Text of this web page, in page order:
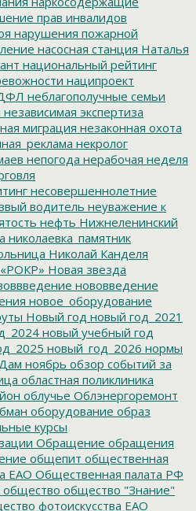
прав инвалидов
нарушения пожарной
насосная станция Наталья
национальный рейтинг
наципроект
неблагополучные семьи
независимая экспертиза
миграция незаконная охота
некролог
непогода нерабочая неделя
несовершеннолетние
водитель неуважение к
нефть Нижнеленинский
николаевка_памятник
Николай Канделя
Новая звезда
нововведение
новое_оборудование
Новый год новый год_2021
новый учебный год
новый_год_2026 нормы
ноябрь обзор событий за
областная поликлиника
облучье Облэнергоремонт
оборудование образ
курсы
Обращение обращения
общепит общественная
ЕАО Общественная палата РФ
общество общество "Знание"
фотоискусства ЕАО